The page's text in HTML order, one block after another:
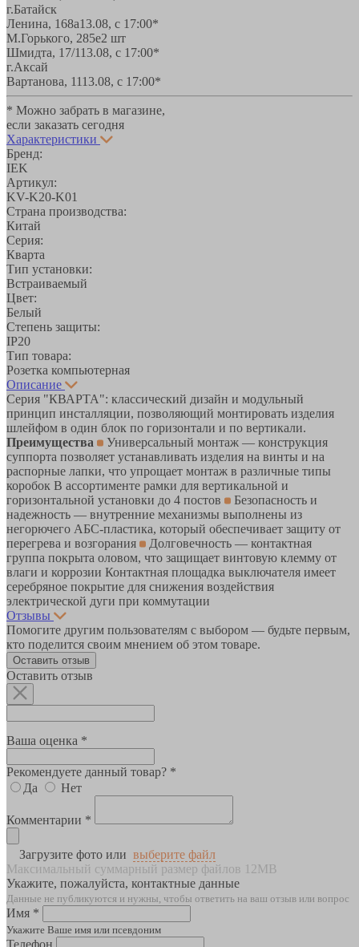
г.Батайск
Ленина, 168а13.08, с 17:00*
М.Горького, 285е2 шт
Шмидта, 17/113.08, с 17:00*
г.Аксай
Вартанова, 1113.08, с 17:00*
* Можно забрать в магазине,
если заказать сегодня
Характеристики
Бренд:
IEK
Артикул:
KV-K20-K01
Страна производства:
Китай
Серия:
Кварта
Тип установки:
Встраиваемый
Цвет:
Белый
Степень защиты:
IP20
Тип товара:
Розетка компьютерная
Описание
Серия "КВАРТА": классический дизайн и модульный
принцип инсталляции, позволяющий монтировать изделия
шлейфом в один блок по горизонтали и по вертикали.
Преимущества
Универсальный монтаж — конструкция
суппорта позволяет устанавливать изделия на винты и на
распорные лапки, что упрощает монтаж в различные типы
коробок В ассортименте рамки для вертикальной и
горизонтальной установки до 4 постов
Безопасность и
надежность — внутренние механизмы выполнены из
негорючего АБС-пластика, который обеспечивает защиту от
перегрева и возгорания
Долговечность — контактная
группа покрыта оловом, что защищает винтовую клемму от
влаги и коррозии Контактная площадка выключателя имеет
серебряное покрытие для снижения воздействия
электрической дуги при коммутации
Отзывы
Помогите другим пользователям с выбором — будьте первым,
кто поделится своим мнением об этом товаре.
Оставить отзыв
Оставить отзыв
Ваша оценка *
Рекомендуете данный товар? *
Да
Нет
Комментарии *
Загрузите фото или выберите файл
Максимальный суммарный размер файлов 12MB
Укажите, пожалуйста, контактные данные
Данные не публикуются и нужны, чтобы ответить на ваш отзыв или вопрос
Имя *
Укажите Ваше имя или псевдоним
Телефон